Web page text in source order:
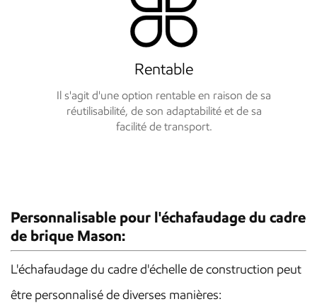
Rentable
Il s'agit d'une option rentable en raison de sa
réutilisabilité, de son adaptabilité et de sa
facilité de transport.
Personnalisable pour l'échafaudage du cadre
de brique Mason:
L'échafaudage du cadre d'échelle de construction peut
être personnalisé de diverses manières: